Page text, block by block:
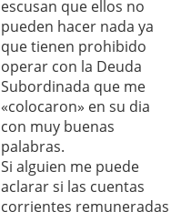
escusan que ellos no
pueden hacer nada ya
que tienen prohibido
operar con la Deuda
Subordinada que me
«colocaron» en su dia
con muy buenas
palabras.
Si alguien me puede
aclarar si las cuentas
corrientes remuneradas